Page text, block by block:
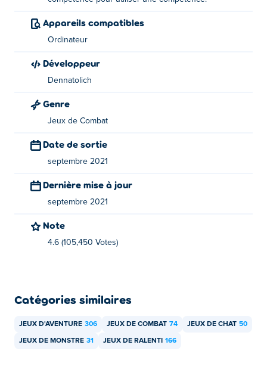
Utiliser la compétence - Appuyez ou cliquez sur l'icône
de compétence affichée à l'écran
A propos du créateur :
Senya & Oscar 2 est créé par Dennatolich. C'est leur
Appareils compatibles
Ordinateur
Développeur
Dennatolich
Genre
Jeux de Combat
Date de sortie
septembre 2021
Dernière mise à jour
septembre 2021
Note
4.6 (105,450 Votes)
Catégories similaires
JEUX D'AVENTURE 306 JEUX DE COMBAT 74 JEUX DE CHAT 50
JEUX DE MONSTRE 31 JEUX DE RALENTI 166